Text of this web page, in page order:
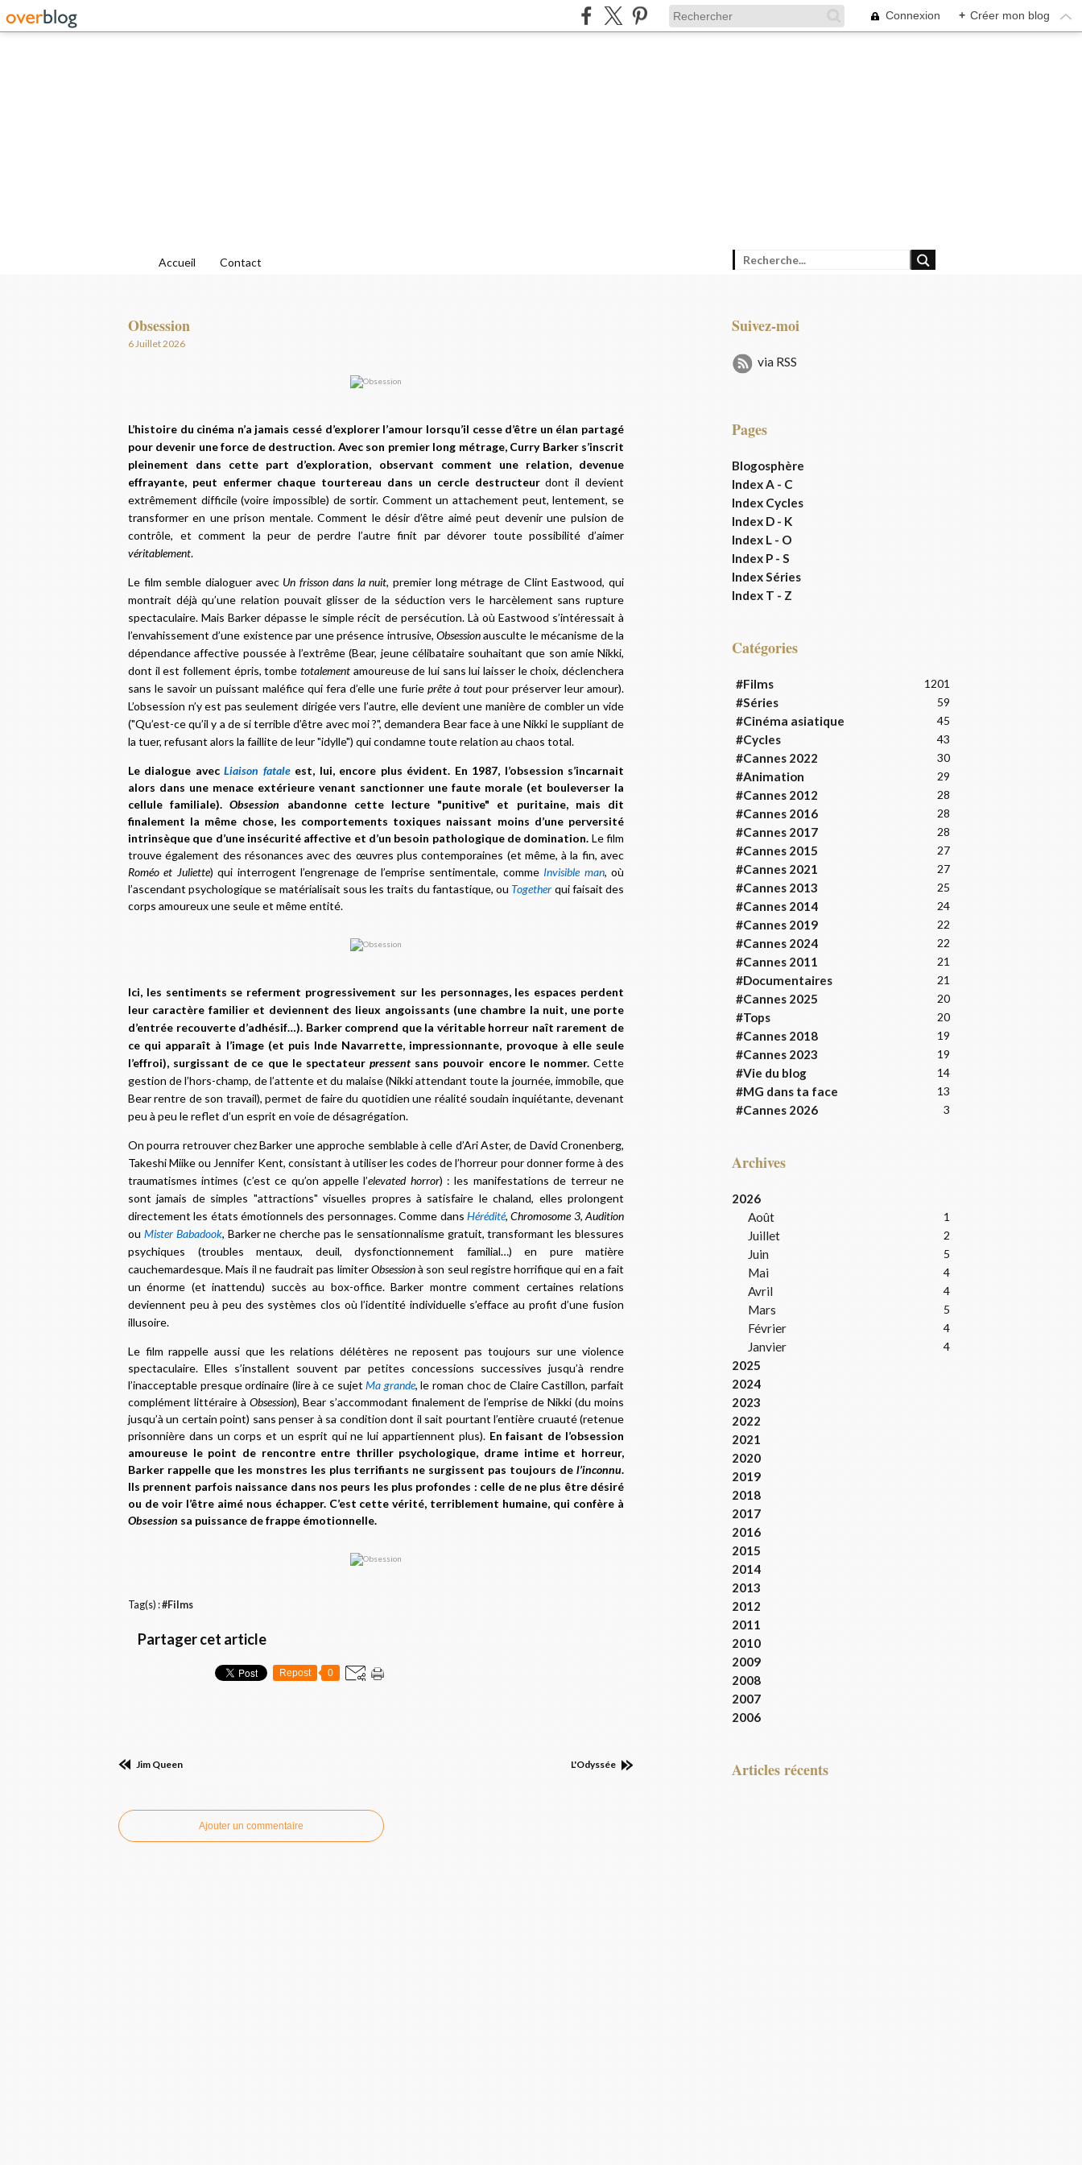
Connexion + Créer mon blog
Accueil Contact
Obsession
6 Juillet 2026
L’histoire du cinéma n’a jamais cessé d’explorer l’amour lorsqu’il cesse d’être un élan partagé
pour devenir une force de destruction. Avec son premier long métrage, Curry Barker s’inscrit
pleinement dans cette part d’exploration, observant comment une relation, devenue
effrayante, peut enfermer chaque tourtereau dans un cercle destructeurdont il devient
extrêmement difficile (voire impossible) de sortir. Comment un attachement peut, lentement, se
transformer en une prison mentale. Comment le désir d’être aimé peut devenir une pulsion de
contrôle, et comment la peur de perdre l’autre finit par dévorer toute possibilité d’aimer
véritablement.
Le film semble dialoguer avec Un frisson dans la nuit, premier long métrage de Clint Eastwood, qui
montrait déjà qu’une relation pouvait glisser de la séduction vers le harcèlement sans rupture
spectaculaire. Mais Barker dépasse le simple récit de persécution. Là où Eastwood s’intéressait à
l’envahissement d’une existence par une présence intrusive, Obsessionausculte le mécanisme de la
dépendance affective poussée à l’extrême (Bear, jeune célibataire souhaitant que son amie Nikki,
dont il est follement épris, tombe totalement amoureuse de lui sans lui laisser le choix, déclenchera
sans le savoir un puissant maléfice qui fera d’elle une furie prête à tout pour préserver leur amour).
L’obsession n’y est pas seulement dirigée vers l’autre, elle devient une manière de combler un vide
("Qu’est-ce qu’il y a de si terrible d’être avec moi ?", demandera Bear face à une Nikki le suppliant de
la tuer, refusant alors la faillite de leur "idylle") qui condamne toute relation au chaos total.
Le dialogue avecLiaison fataleest, lui, encore plus évident. En 1987, l’obsession s’incarnait
alors dans une menace extérieure venant sanctionner une faute morale (et bouleverser la
cellule familiale).Obsession abandonne cette lecture "punitive" et puritaine, mais dit
finalement la même chose, les comportements toxiques naissant moins d’une perversité
intrinsèque que d’une insécurité affective et d’un besoin pathologique de domination. Le film
trouve également des résonances avec des œuvres plus contemporaines (et même, à la fin, avec
Roméo et Juliette) qui interrogent l’engrenage de l’emprise sentimentale, comme Invisible man, où
l’ascendant psychologique se matérialisait sous les traits du fantastique, ou Together qui faisait des
corps amoureux une seule et même entité.
Ici, les sentiments se referment progressivement sur les personnages, les espaces perdent
leur caractère familier et deviennent des lieux angoissants (une chambre la nuit, une porte
d’entrée recouverte d’adhésif…). Barker comprend que la véritable horreur naît rarement de
ce qui apparaît à l’image (et puis Inde Navarrette, impressionnante, provoque à elle seule
l’effroi), surgissant de ce que le spectateurpressent sans pouvoir encore le nommer.Cette
gestion de l’hors-champ, de l’attente et du malaise (Nikki attendant toute la journée, immobile, que
Bear rentre de son travail), permet de faire du quotidien une réalité soudain inquiétante, devenant
peu à peu le reflet d’un esprit en voie de désagrégation.
On pourra retrouver chez Barker une approche semblable à celle d’Ari Aster, de David Cronenberg,
Takeshi Miike ou Jennifer Kent, consistant à utiliser les codes de l’horreur pour donner forme à des
traumatismes intimes (c’est ce qu’on appelle l’elevated horror) : les manifestations de terreur ne
sont jamais de simples "attractions" visuelles propres à satisfaire le chaland, elles prolongent
directement les états émotionnels des personnages. Comme dans Hérédité,Chromosome 3,Audition
ou Mister Babadook, Barker ne cherche pas le sensationnalisme gratuit, transformant les blessures
psychiques (troubles mentaux, deuil, dysfonctionnement familial…) en pure matière
cauchemardesque. Mais il ne faudrait pas limiterObsessionà son seul registre horrifique qui en a fait
un énorme (et inattendu) succès au box-office. Barker montre comment certaines relations
deviennent peu à peu des systèmes clos où l’identité individuelle s’efface au profit d’une fusion
illusoire.
Le film rappelle aussi que les relations délétères ne reposent pas toujours sur une violence
spectaculaire. Elles s’installent souvent par petites concessions successives jusqu’à rendre
l’inacceptable presque ordinaire (lire à ce sujetMa grande, le roman choc de Claire Castillon, parfait
complément littéraire à Obsession), Bear s’accommodant finalement de l’emprise de Nikki (du moins
jusqu’à un certain point) sans penser à sa condition dont il sait pourtant l’entière cruauté (retenue
prisonnière dans un corps et un esprit qui ne lui appartiennent plus). En faisant de l’obsession
amoureuse le point de rencontre entre thriller psychologique, drame intime et horreur,
Barker rappelle que les monstres les plus terrifiants ne surgissent pas toujours de l’inconnu.
Ils prennent parfois naissance dans nos peurs les plus profondes : celle de ne plus être désiré
ou de voir l’être aimé nous échapper. C’est cette vérité, terriblement humaine, qui confère à
Obsession sa puissance de frappe émotionnelle.
Tag(s) :#Films
Partager cet article
Repost 0
Jim Queen L'Odyssée
Ajouter un commentaire
Suivez-moi
via RSS
Pages
Blogosphère
Index A - C
Index Cycles
Index D - K
Index L - O
Index P - S
Index Séries
Index T - Z
Catégories
#Films 1201
#Séries 59
#Cinéma asiatique 45
#Cycles 43
#Cannes 2022 30
#Animation 29
#Cannes 2012 28
#Cannes 2016 28
#Cannes 2017 28
#Cannes 2015 27
#Cannes 2021 27
#Cannes 2013 25
#Cannes 2014 24
#Cannes 2019 22
#Cannes 2024 22
#Cannes 2011 21
#Documentaires 21
#Cannes 2025 20
#Tops 20
#Cannes 2018 19
#Cannes 2023 19
#Vie du blog 14
#MG dans ta face 13
#Cannes 2026 3
Archives
2026
Août
1
Juillet 2
Juin 5
Mai 4
Avril 4
Mars 5
Février 4
Janvier 4
2025
2024
2023
2022
2021
2020
2019
2018
2017
2016
2015
2014
2013
2012
2011
2010
2009
2008
2007
2006
articles récents